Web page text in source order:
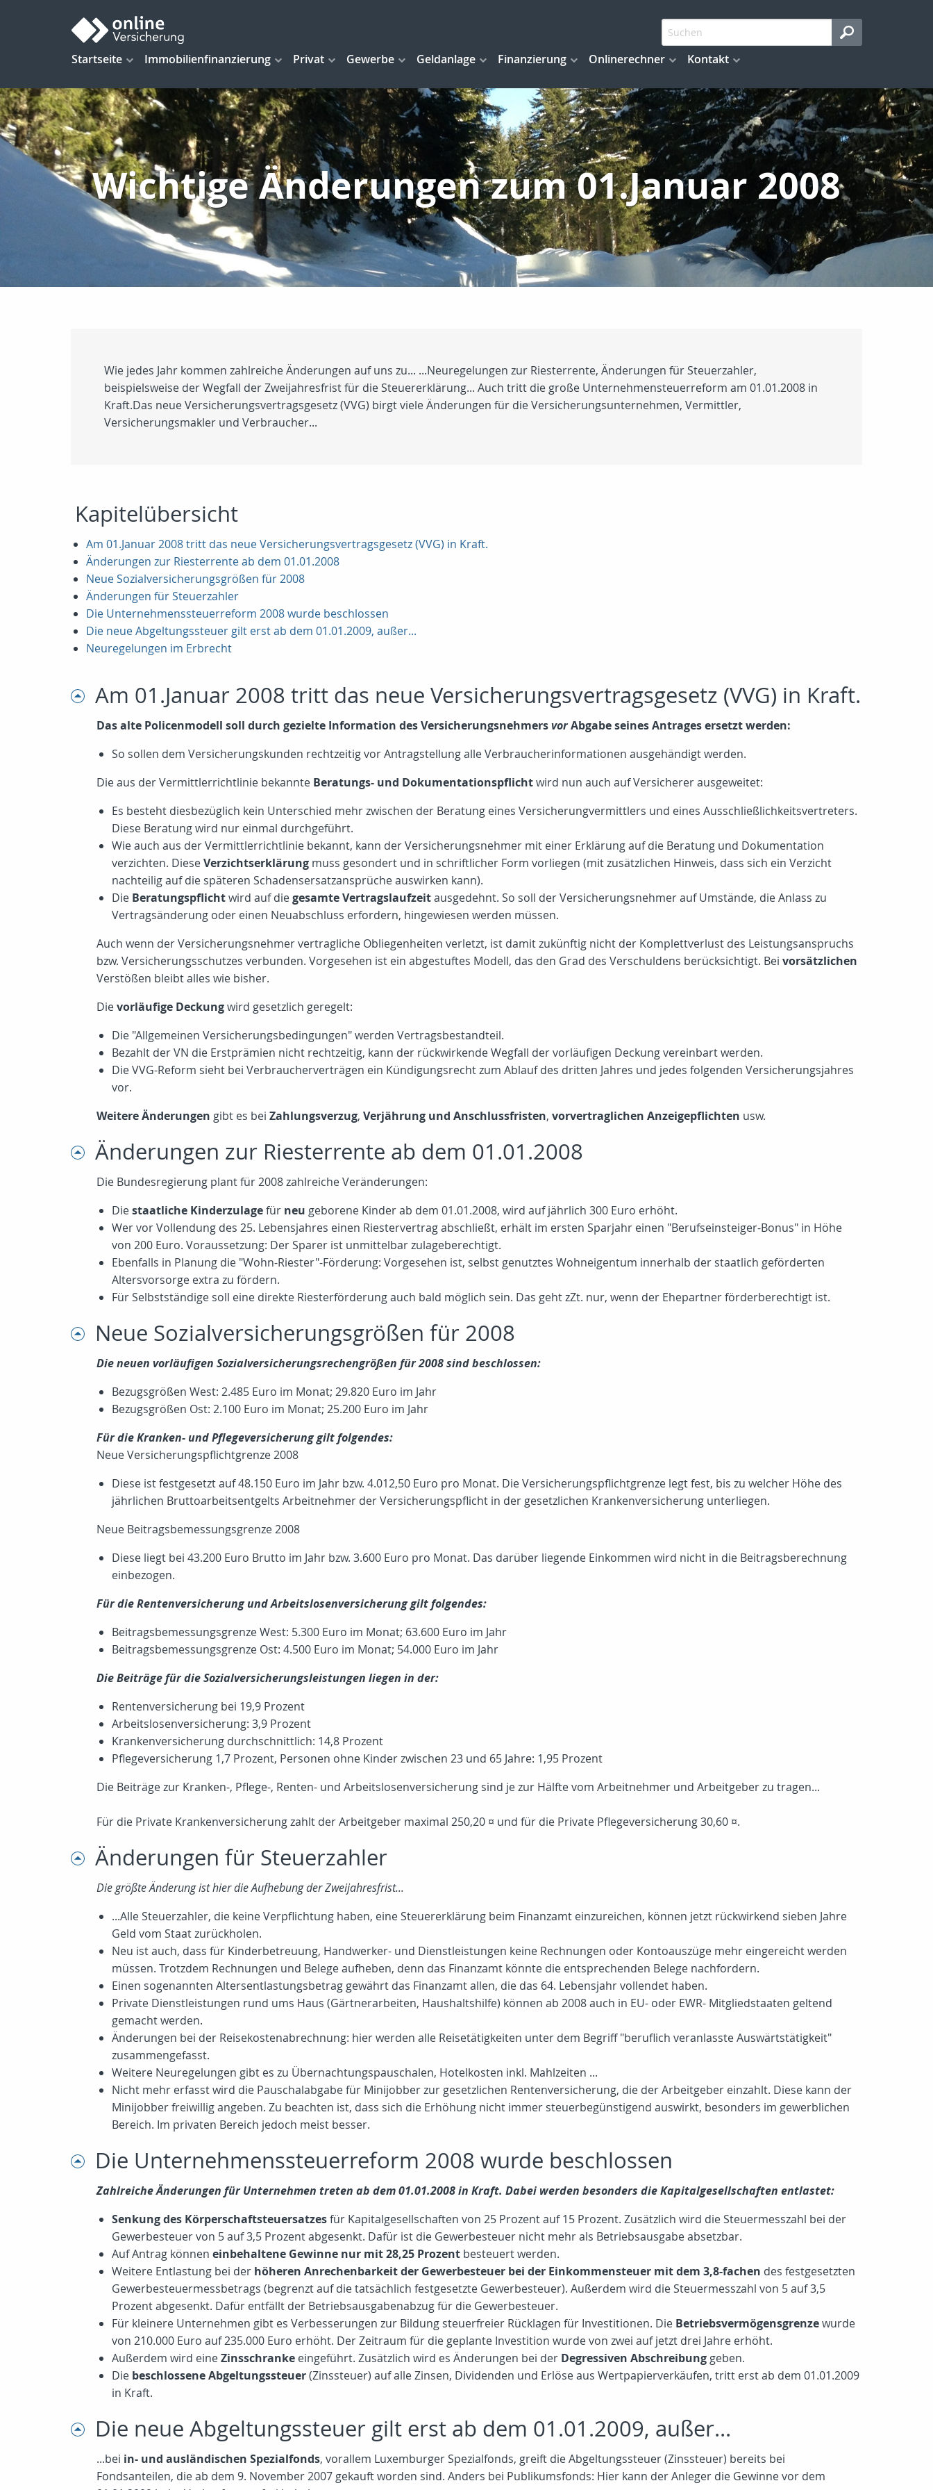
Startseite Immobilienfinanzierung Privat Gewerbe Geldanlage Finanzierung Onlinerechner Kontakt
Wichtige Änderungen zum 01.Januar 2008
Wie jedes Jahr kommen zahlreiche Änderungen auf uns zu... ...Neuregelungen zur Riesterrente, Änderungen für Steuerzahler,
beispielsweise der Wegfall der Zweijahresfrist für die Steuererklärung... Auch tritt die große Unternehmensteuerreform am 01.01.2008 in
Kraft.Das neue Versicherungsvertragsgesetz (VVG) birgt viele Änderungen für die Versicherungsunternehmen, Vermittler,
Versicherungsmakler und Verbraucher...
Kapitelübersicht
Am 01.Januar 2008 tritt das neue Versicherungsvertragsgesetz (VVG) in Kraft.
Änderungen zur Riesterrente ab dem 01.01.2008
Neue Sozialversicherungsgrößen für 2008
Änderungen für Steuerzahler
Die Unternehmenssteuerreform 2008 wurde beschlossen
Die neue Abgeltungssteuer gilt erst ab dem 01.01.2009, außer...
Neuregelungen im Erbrecht
Am 01.Januar 2008 tritt das neue Versicherungsvertragsgesetz (VVG) in Kraft.
Das alte Policenmodell soll durch gezielte Information des VersicherungsnehmersvorAbgabe seines Antrages ersetzt werden:
So sollen dem Versicherungskunden rechtzeitig vor Antragstellung alle Verbraucherinformationen ausgehändigt werden.
Die aus der Vermittlerrichtlinie bekannte Beratungs- und Dokumentationspflichtwird nun auch auf Versicherer ausgeweitet:
Es besteht diesbezüglich kein Unterschied mehr zwischen der Beratung eines Versicherungvermittlers und eines Ausschließlichkeitsvertreters.
Diese Beratung wird nur einmal durchgeführt.
Wie auch aus der Vermittlerrichtlinie bekannt, kann der Versicherungsnehmer mit einer Erklärung auf die Beratung und Dokumentation
verzichten. DieseVerzichtserklärung muss gesondert und in schriftlicher Form vorliegen (mit zusätzlichen Hinweis, dass sich ein Verzicht
nachteilig auf die späteren Schadensersatzansprüche auswirken kann).
Die Beratungspflichtwird auf diegesamte Vertragslaufzeitausgedehnt. So soll der Versicherungsnehmer auf Umstände, die Anlass zu
Vertragsänderung oder einen Neuabschluss erfordern, hingewiesen werden müssen.
Auch wenn der Versicherungsnehmer vertragliche Obliegenheiten verletzt, ist damit zukünftig nicht der Komplettverlust des Leistungsanspruchs
bzw. Versicherungsschutzes verbunden. Vorgesehen ist ein abgestuftes Modell, das den Grad des Verschuldens berücksichtigt. Bei vorsätzlichen
Verstößen bleibt alles wie bisher.
Dievorläufige Deckungwird gesetzlich geregelt:
Die "Allgemeinen Versicherungsbedingungen" werden Vertragsbestandteil.
Bezahlt der VN die Erstprämien nicht rechtzeitig, kann der rückwirkende Wegfall der vorläufigen Deckung vereinbart werden.
Die VVG-Reform sieht bei Verbraucherverträgen ein Kündigungsrecht zum Ablauf des dritten Jahres und jedes folgenden Versicherungsjahres
vor.
Weitere Änderungen gibt es bei Zahlungsverzug, Verjährung und Anschlussfristen, vorvertraglichen Anzeigepflichten usw.
Änderungen zur Riesterrente ab dem 01.01.2008
Die Bundesregierung plant für 2008 zahlreiche Veränderungen:
Diestaatliche Kinderzulagefür neu geborene Kinder ab dem 01.01.2008, wird auf jährlich 300 Euro erhöht.
Wer vor Vollendung des 25. Lebensjahres einen Riestervertrag abschließt, erhält im ersten Sparjahr einen "Berufseinsteiger-Bonus" in Höhe
von 200 Euro. Voraussetzung: Der Sparer ist unmittelbar zulageberechtigt.
Ebenfalls in Planung die "Wohn-Riester"-Förderung: Vorgesehen ist, selbst genutztes Wohneigentum innerhalb der staatlich geförderten
Altersvorsorge extra zu fördern.
Für Selbstständige soll eine direkte Riesterförderung auch bald möglich sein. Das geht zZt. nur, wenn der Ehepartner förderberechtigt ist.
Neue Sozialversicherungsgrößen für 2008
Die neuen vorläufigen Sozialversicherungsrechengrößen für 2008 sind beschlossen:
Bezugsgrößen West: 2.485 Euro im Monat; 29.820 Euro im Jahr
Bezugsgrößen Ost: 2.100 Euro im Monat; 25.200 Euro im Jahr
Für die Kranken- und Pflegeversicherung gilt folgendes:
Neue Versicherungspflichtgrenze 2008
Diese ist festgesetzt auf 48.150 Euro im Jahr bzw. 4.012,50 Euro pro Monat. Die Versicherungspflichtgrenze legt fest, bis zu welcher Höhe des
jährlichen Bruttoarbeitsentgelts Arbeitnehmer der Versicherungspflicht in der gesetzlichen Krankenversicherung unterliegen.
Neue Beitragsbemessungsgrenze 2008
Diese liegt bei 43.200 Euro Brutto im Jahr bzw. 3.600 Euro pro Monat. Das darüber liegende Einkommen wird nicht in die Beitragsberechnung
einbezogen.
Für die Rentenversicherung und Arbeitslosenversicherung gilt folgendes:
Beitragsbemessungsgrenze West: 5.300 Euro im Monat; 63.600 Euro im Jahr
Beitragsbemessungsgrenze Ost: 4.500 Euro im Monat; 54.000 Euro im Jahr
Die Beiträge für die Sozialversicherungsleistungen liegen in der:
Rentenversicherung bei 19,9 Prozent
Arbeitslosenversicherung: 3,9 Prozent
Krankenversicherung durchschnittlich: 14,8 Prozent
Pflegeversicherung 1,7 Prozent, Personen ohne Kinder zwischen 23 und 65 Jahre: 1,95 Prozent
Die Beiträge zur Kranken-, Pflege-, Renten- und Arbeitslosenversicherung sind je zur Hälfte vom Arbeitnehmer und Arbeitgeber zu tragen...
Für die Private Krankenversicherung zahlt der Arbeitgeber maximal 250,20 ¤ und für die Private Pflegeversicherung 30,60 ¤.
Änderungen für Steuerzahler
Die größte Änderung ist hier die Aufhebung der Zweijahresfrist...
...Alle Steuerzahler, die keine Verpflichtung haben, eine Steuererklärung beim Finanzamt einzureichen, können jetzt rückwirkend sieben Jahre
Geld vom Staat zurückholen.
Neu ist auch, dass für Kinderbetreuung, Handwerker- und Dienstleistungen keine Rechnungen oder Kontoauszüge mehr eingereicht werden
müssen. Trotzdem Rechnungen und Belege aufheben, denn das Finanzamt könnte die entsprechenden Belege nachfordern.
Einen sogenannten Altersentlastungsbetrag gewährt das Finanzamt allen, die das 64. Lebensjahr vollendet haben.
Private Dienstleistungen rund ums Haus (Gärtnerarbeiten, Haushaltshilfe) können ab 2008 auch in EU- oder EWR- Mitgliedstaaten geltend
gemacht werden.
Änderungen bei der Reisekostenabrechnung: hier werden alle Reisetätigkeiten unter dem Begriff "beruflich veranlasste Auswärtstätigkeit"
zusammengefasst.
Weitere Neuregelungen gibt es zu Übernachtungspauschalen, Hotelkosten inkl. Mahlzeiten ...
Nicht mehr erfasst wird die Pauschalabgabe für Minijobber zur gesetzlichen Rentenversicherung, die der Arbeitgeber einzahlt. Diese kann der
Minijobber freiwillig angeben. Zu beachten ist, dass sich die Erhöhung nicht immer steuerbegünstigend auswirkt, besonders im gewerblichen
Bereich. Im privaten Bereich jedoch meist besser.
Die Unternehmenssteuerreform 2008 wurde beschlossen
Zahlreiche Änderungen für Unternehmen treten ab dem 01.01.2008 in Kraft. Dabei werden besonders die Kapitalgesellschaften entlastet:
Senkung des Körperschaftsteuersatzesfür Kapitalgesellschaften von 25 Prozent auf 15 Prozent. Zusätzlich wird die Steuermesszahl bei der
Gewerbesteuer von 5 auf 3,5 Prozent abgesenkt. Dafür ist die Gewerbesteuer nicht mehr als Betriebsausgabe absetzbar.
Auf Antrag können einbehaltene Gewinne nur mit 28,25 Prozent besteuert werden.
Weitere Entlastung bei der höheren Anrechenbarkeit der Gewerbesteuer bei der Einkommensteuer mit dem 3,8-fachen des festgesetzten
Gewerbesteuermessbetrags (begrenzt auf die tatsächlich festgesetzte Gewerbesteuer). Außerdem wird die Steuermesszahl von 5 auf 3,5
Prozent abgesenkt. Dafür entfällt der Betriebsausgabenabzug für die Gewerbesteuer.
Für kleinere Unternehmen gibt es Verbesserungen zur Bildung steuerfreier Rücklagen für Investitionen. Die Betriebsvermögensgrenzewurde
von 210.000 Euro auf 235.000 Euro erhöht. Der Zeitraum für die geplante Investition wurde von zwei auf jetzt drei Jahre erhöht.
Außerdem wird eineZinsschranke eingeführt. Zusätzlich wird es Änderungen bei der Degressiven Abschreibung geben.
Die beschlossene Abgeltungssteuer(Zinssteuer) auf alle Zinsen, Dividenden und Erlöse aus Wertpapierverkäufen, tritt erst ab dem 01.01.2009
in Kraft.
Die neue Abgeltungssteuer gilt erst ab dem 01.01.2009, außer...
...bei in- und ausländischen Spezialfonds, vorallem Luxemburger Spezialfonds, greift die Abgeltungssteuer (Zinssteuer) bereits bei
Fondsanteilen, die ab dem 9. November 2007 gekauft worden sind. Anders bei Publikumsfonds: Hier kann der Anleger die Gewinne vor dem